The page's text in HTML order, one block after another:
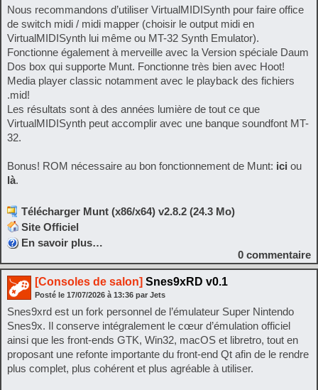
Nous recommandons d’utiliser VirtualMIDISynth pour faire office
de switch midi / midi mapper (choisir le output midi en
VirtualMIDISynth lui même ou MT-32 Synth Emulator).
Fonctionne également à merveille avec la Version spéciale Daum
Dos box qui supporte Munt. Fonctionne très bien avec Hoot!
Media player classic notamment avec le playback des fichiers
.mid!
Les résultats sont à des années lumière de tout ce que
VirtualMIDISynth peut accomplir avec une banque soundfont MT-
32.
Bonus! ROM nécessaire au bon fonctionnement de Munt: ici ou
là.
Télécharger Munt (x86/x64) v2.8.2 (24.3 Mo)
Site Officiel
En savoir plus…
0 commentaire
[Consoles de salon] Snes9xRD v0.1
Posté le 17/07/2026 à 13:36 par Jets
Snes9xrd est un fork personnel de l’émulateur Super Nintendo
Snes9x. Il conserve intégralement le cœur d’émulation officiel
ainsi que les front-ends GTK, Win32, macOS et libretro, tout en
proposant une refonte importante du front-end Qt afin de le rendre
plus complet, plus cohérent et plus agréable à utiliser.